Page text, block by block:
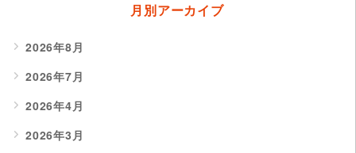
月別アーカイブ
2026年8月
2026年7月
2026年4月
2026年3月